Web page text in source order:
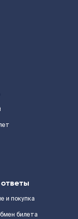
и покупка
билета